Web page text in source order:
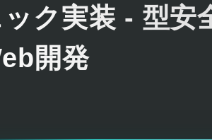
ク実装 - 型安
開発